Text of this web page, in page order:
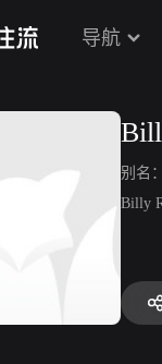
导航
别名：
Billy